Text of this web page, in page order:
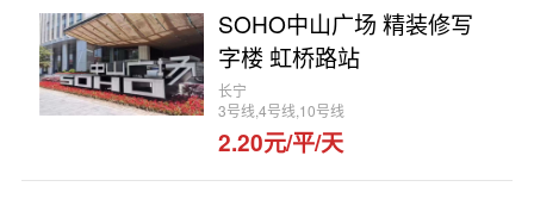
SOHO中山广场 精装修写
字楼 虹桥路站
长宁
3号线,4号线,10号线
2.20元/平/天